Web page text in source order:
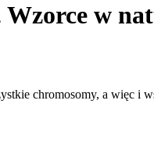
w
chromosomy, a więc i